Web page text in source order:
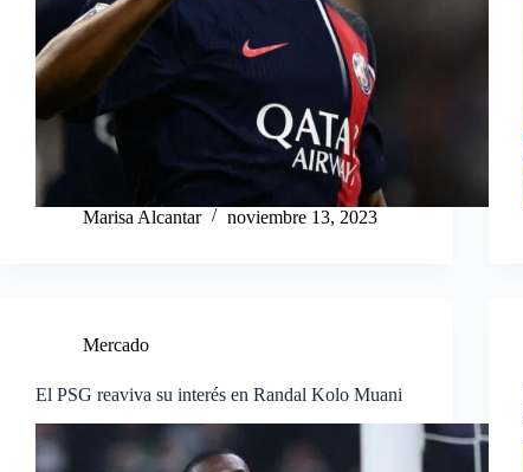
Marisa Alcantar noviembre 13, 2023
Mercado
El PSG reaviva su interés en Randal Kolo Muani